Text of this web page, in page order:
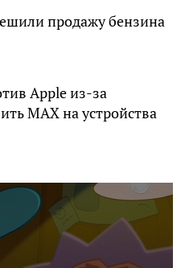
продажу бензина
Apple из-за
MAX на устройства